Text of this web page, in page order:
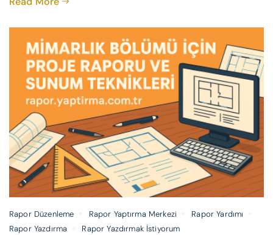
Rapor Düzenleme Rapor Yaptırma Merkezi
Rapor Yardımı
Rapor Yazdırma
Rapor Yazdırmak İstiyorum